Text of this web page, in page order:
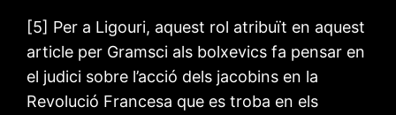
[5] Per a Ligouri, aquest rol atribuït en aquest
article per Gramsci als bolxevics fa pensar en
el judici sobre l’acció dels jacobins en la
Revolució Francesa que es troba en els